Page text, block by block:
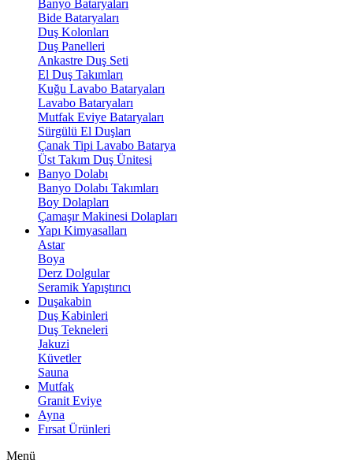
Banyo Bataryaları
Bide Bataryaları
Duş Kolonları
Duş Panelleri
Ankastre Duş Seti
El Duş Takımları
Kuğu Lavabo Bataryaları
Lavabo Bataryaları
Mutfak Eviye Bataryaları
Sürgülü El Duşları
Çanak Tipi Lavabo Batarya
Üst Takım Duş Ünitesi
Banyo Dolabı
Banyo Dolabı Takımları
Boy Dolapları
Çamaşır Makinesi Dolapları
Yapı Kimyasalları
Astar
Boya
Derz Dolgular
Seramik Yapıştırıcı
Duşakabin
Duş Kabinleri
Duş Tekneleri
Jakuzi
Küvetler
Sauna
Mutfak
Granit Eviye
Ayna
Fırsat Ürünleri
Menü